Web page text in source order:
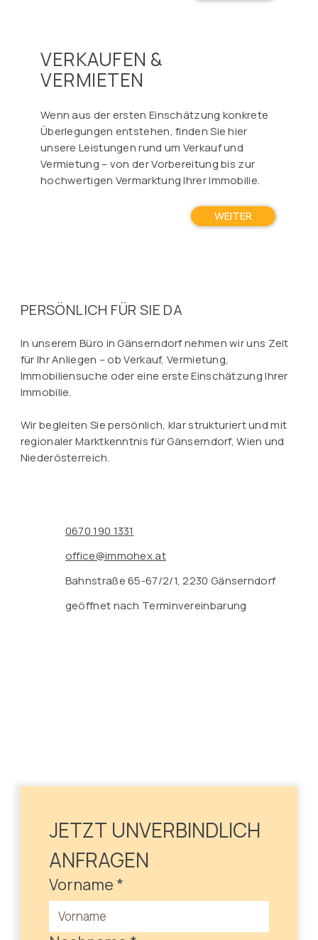
VERKAUFEN &
VERMIETEN
Wenn aus der ersten Einschätzung konkrete
Überlegungen entstehen, finden Sie hier
unsere Leistungen rund um Verkauf und
Vermietung – von der Vorbereitung bis zur
hochwertigen Vermarktung Ihrer Immobilie.
WEITER
PERSÖNLICH FÜR SIE DA
In unserem Büro in Gänserndorf nehmen wir uns Zeit
für Ihr Anliegen – ob Verkauf, Vermietung,
Immobiliensuche oder eine erste Einschätzung Ihrer
Immobilie.
Wir begleiten Sie persönlich, klar strukturiert und mit
regionaler Marktkenntnis für Gänserndorf, Wien und
Niederösterreich.
0670 190 1331
office@immohex.at
Bahnstraße 65-67/2/1, 2230 Gänserndorf
geöffnet nach Terminvereinbarung
JETZT UNVERBINDLICH
ANFRAGEN
Vorname *